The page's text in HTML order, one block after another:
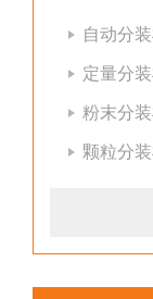
自动分
定量分
粉末分
颗粒分